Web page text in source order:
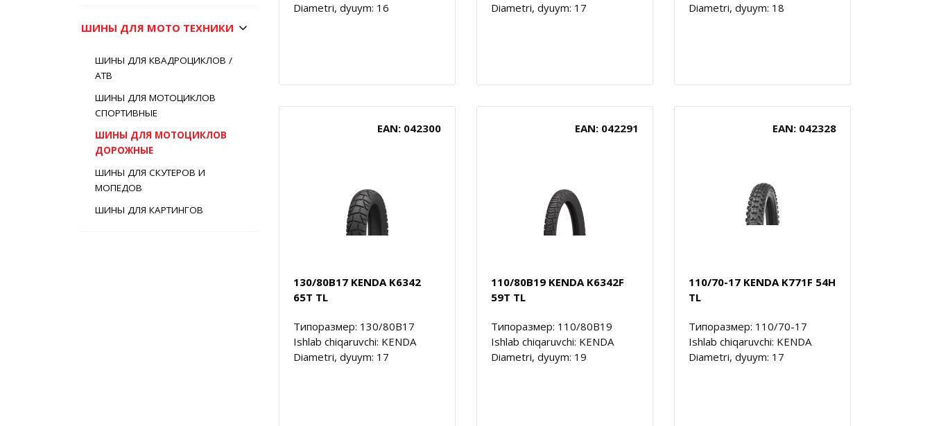
ШИНЫ ДЛЯ МОТО ТЕХНИКИ
ШИНЫ ДЛЯ КВАДРОЦИКЛОВ /
АТВ
ШИНЫ ДЛЯ МОТОЦИКЛОВ
СПОРТИВНЫЕ
ШИНЫ ДЛЯ МОТОЦИКЛОВ
ДОРОЖНЫЕ
ШИНЫ ДЛЯ СКУТЕРОВ И
МОПЕДОВ
ШИНЫ ДЛЯ КАРТИНГОВ
Diametri, dyuym: 16
Diametri, dyuym: 17
Diametri, dyuym: 18
EAN: 042300
130/80B17 KENDA K6342
65T TL
Типоразмер: 130/80B17
Ishlab chiqaruvchi: KENDA
Diametri, dyuym: 17
EAN: 042291
110/80B19 KENDA K6342F
59T TL
Типоразмер: 110/80B19
Ishlab chiqaruvchi: KENDA
Diametri, dyuym: 19
EAN: 042328
110/70-17 KENDA K771F 54H
TL
Типоразмер: 110/70-17
Ishlab chiqaruvchi: KENDA
Diametri, dyuym: 17